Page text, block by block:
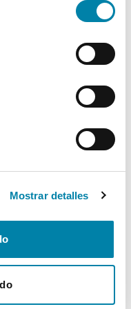
Mostrar detalles
satisfechos